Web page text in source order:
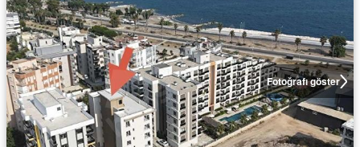
Fotoğrafı göster